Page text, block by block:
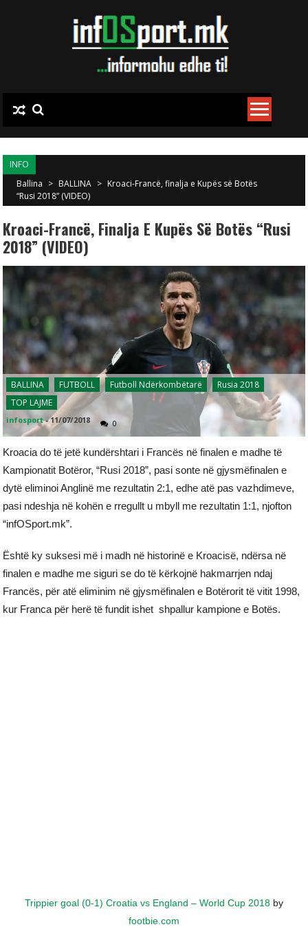
INFO
Ballina > BALLINA > Kroaci-Francë, finalja e Kupës së Botës
“Rusi 2018” (VIDEO)
Kroaci-Francë, Finalja E Kupës Së Botës “Rusi
2018” (VIDEO)
BALLINA FUTBOLL Futboll Ndërkombëtarë
Rusia 2018
TOP LAJME
infosport -11/07/2018 0
Kroacia do të jetë kundërshtari i Francës në finalen e madhe të
Kampionatit Botëror, “Rusi 2018”, pasi sonte në gjysmëfinalen e
dytë eliminoi Anglinë me rezultatin 2:1, edhe atë pas vazhdimeve,
pasi ndeshja në kohën e rregullt u mbyll me rezultatin 1:1, njofton
“infOSport.mk”.
Është ky suksesi më i madh në historinë e Kroacisë, ndërsa në
finalen e madhe me siguri se do të kërkojnë hakmarrjen ndaj
Francës, për atë eliminim në gjysmëfinalen e Botërorit të vitit 1998,
kur Franca për herë të fundit ishet shpallur kampione e Botës.
Trippier goal (0-1) Croatia vs England – World Cup 2018 by
footbie.com